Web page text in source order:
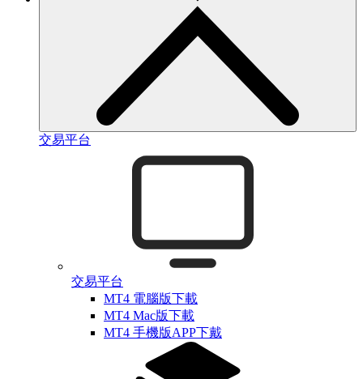
交易平台
交易平台
MT4 電腦版下載
MT4 Mac版下載
MT4 手機版APP下戴